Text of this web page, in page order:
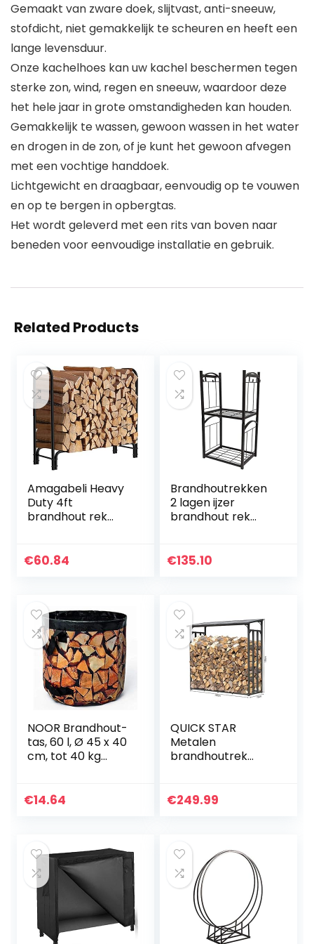
Gemaakt van zware doek, slijtvast, anti-sneeuw,
stofdicht, niet gemakkelijk te scheuren en heeft een
lange levensduur.
Onze kachelhoes kan uw kachel beschermen tegen
sterke zon, wind, regen en sneeuw, waardoor deze
het hele jaar in grote omstandigheden kan houden.
Gemakkelijk te wassen, gewoon wassen in het water
en drogen in de zon, of je kunt het gewoon afvegen
met een vochtige handdoek.
Lichtgewicht en draagbaar, eenvoudig op te vouwen
en op te bergen in opbergtas.
Het wordt geleverd met een rits van boven naar
beneden voor eenvoudige installatie en gebruik.
Related Products
Amagabeli Heavy
Duty 4ft
brandhout rek
outdoor log opslag
€60.84
Brandhoutrekken
2 lagen ijzer
brandhout rek
gereedschap rack
€135.10
NOOR Brandhout-
tas, 60 l, Ø 45 x 40
cm, tot 40 kg
van
€14.64
QUICK STAR
Metalen
brandhoutrek
brandhoutopslag
€249.99